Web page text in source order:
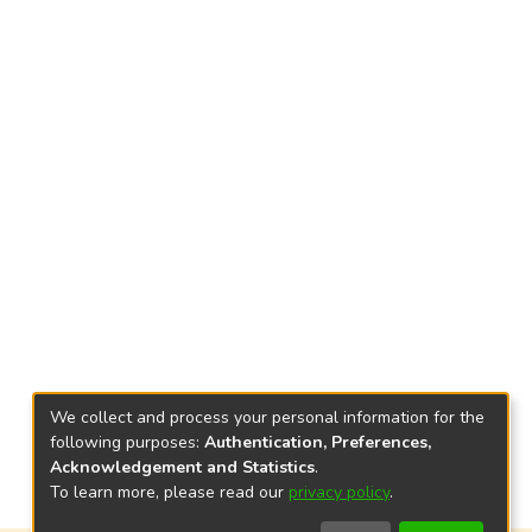
We collect and process your personal information for the
following purposes: Authentication, Preferences,
Acknowledgement and Statistics.
To learn more, please read our privacy policy.